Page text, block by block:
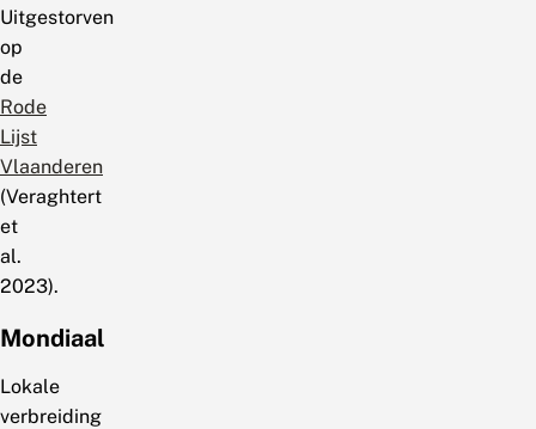
Uitgestorven
op
de
Rode
Lijst
Vlaanderen
(Veraghtert
et
al.
2023).
Mondiaal
Lokale
verbreiding